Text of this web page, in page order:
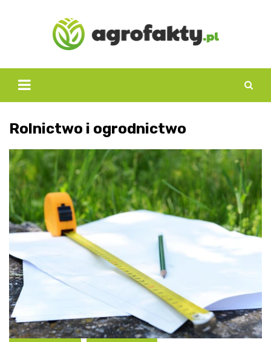
Rolnictwo i ogrodnictwo